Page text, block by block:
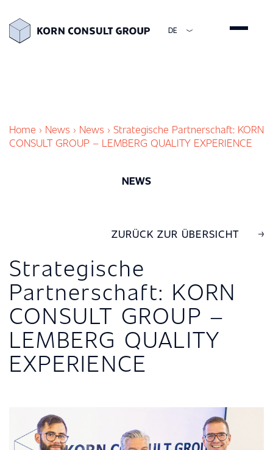
DE
Home › News › News › Strategische Partnerschaft: KORN
CONSULT GROUP – LEMBERG QUALITY EXPERIENCE
NEWS
ZURÜCK ZUR ÜBERSICHT
Strategische
Partnerschaft: KORN
CONSULT GROUP –
LEMBERG QUALITY
EXPERIENCE